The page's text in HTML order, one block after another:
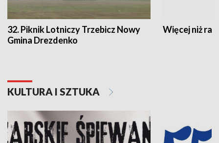
32. Piknik Lotniczy Trzebicz Nowy
Gmina Drezdenko
Więcej niż rajd
KULTURA I SZTUKA